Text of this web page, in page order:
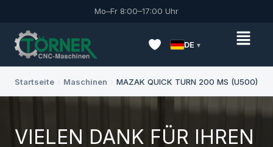
Mo–Fr 8:00–17:00 Uhr
DE
Startseite Maschinen MAZAK QUICK TURN 200 MS (U500)
VIELEN DANK FÜR IHREN